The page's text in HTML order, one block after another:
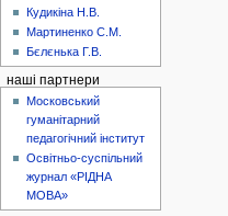
Кудикіна Н.В.
Мартиненко С.М.
Бєлєнька Г.В.
наші партнери
Московський
гуманітарний
педагогічний інститут
Освітньо-суспільний
журнал «РІДНА
МОВА»